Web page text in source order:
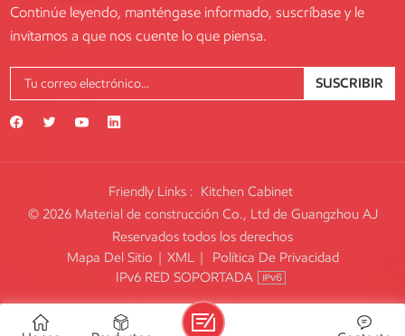
Continúe leyendo, manténgase informado, suscríbase y le
invitamos a que nos cuente lo que piensa.
SUSCRIBIR
Friendly Links : Kitchen Cabinet
© 2026 Material de construcción Co., Ltd de Guangzhou AJ
Reservados todos los derechos
Mapa Del Sitio | XML |
Política De Privacidad
IPv6 RED SOPORTADA